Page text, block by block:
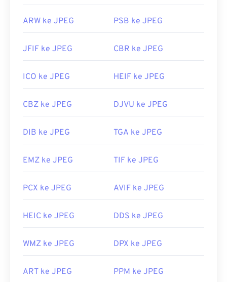
ARW ke JPEG PSB ke JPEG
JFIF ke JPEG CBR ke JPEG
ICO ke JPEG HEIF ke JPEG
CBZ ke JPEG DJVU ke JPEG
DIB ke JPEG TGA ke JPEG
EMZ ke JPEG TIF ke JPEG
PCX ke JPEG AVIF ke JPEG
HEIC ke JPEG DDS ke JPEG
WMZ ke JPEG DPX ke JPEG
ART ke JPEG PPM ke JPEG